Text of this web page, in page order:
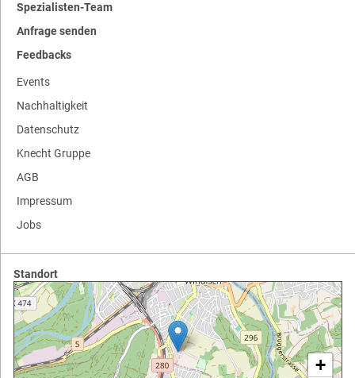
Spezialisten-Team
Anfrage senden
Feedbacks
Events
Nachhaltigkeit
Datenschutz
Knecht Gruppe
AGB
Impressum
Jobs
Standort
+